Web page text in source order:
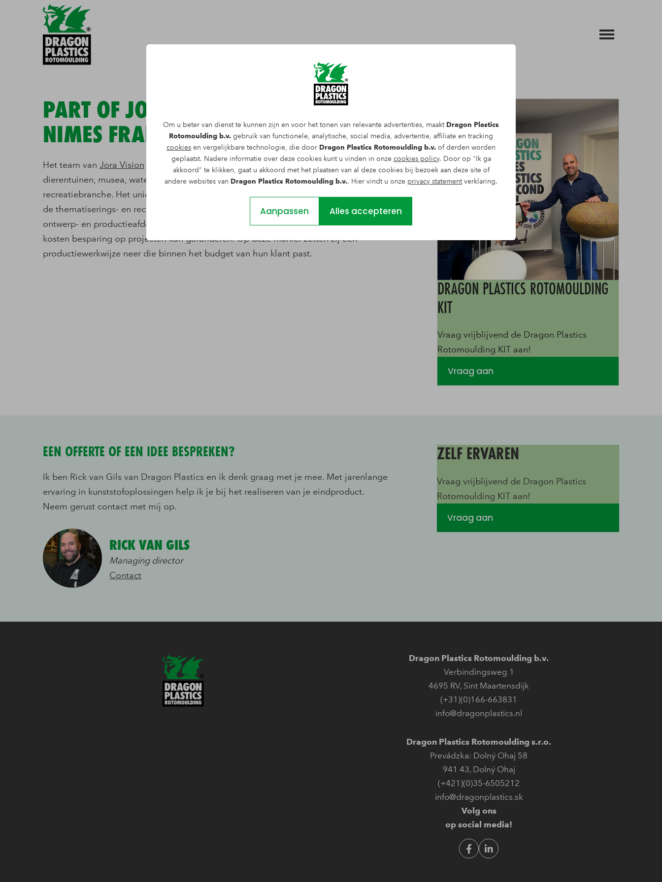
Om u beter van dienst te kunnen zijn en voor het tonen van relevante advertenties, maakt Dragon Plastics
Rotomoulding b.v. gebruik van functionele, analytische, social media, advertentie, affiliate en tracking
cookies en vergelijkbare technologie, die door Dragon Plastics Rotomoulding b.v. of derden worden
geplaatst. Nadere informatie over deze cookies kunt u vinden in onze cookies policy. Door op "Ik ga
akkoord" te klikken, gaat u akkoord met het plaatsen van al deze cookies bij bezoek aan deze site of
andere websites van Dragon Plastics Rotomoulding b.v.. Hier vindt u onze privacy statementverklaring.
Aanpassen Alles accepteren
PART OF JORA VISIONS PROJECT IN
NIMES FRANKRIJK
Het team van Jora Vision realiseert spectaculaire projecten voor themaparken,
dierentuinen, musea, waterparken en overige diverse organisaties binnen de
recreatiebranche. Het unieke aanbod van ontwerp en productie onderscheidt hen in
de thematiserings- en recreatiebranche in Europa. Het directe contact tussen
ontwerp- en productieafdeling zorgt voor een efficiënte samenwerking die de nodige
kosten besparing op projecten kan garanderen. Op deze manier zetten zij een
productiewerkwijze neer die binnen het budget van hun klant past.
DRAGON PLASTICS ROTOMOULDING
KIT
Vraag vrijblijvend de Dragon Plastics
Rotomoulding KIT aan!
Vraag aan
EEN OFFERTE OF EEN IDEE BESPREKEN?
Ik ben Rick van Gils van Dragon Plastics en ik denk graag met je mee. Met jarenlange
ervaring in kunststofoplossingen help ik je bij het realiseren van je eindproduct.
Neem gerust contact met mij op.
RICK VAN GILS
Managing director
Contact
ZELF ERVAREN
Vraag vrijblijvend de Dragon Plastics
Rotomoulding KIT aan!
Vraag aan
Dragon Plastics Rotomoulding b.v.
Verbindingsweg 1
4695 RV, Sint Maartensdijk
(+31)(0)166-663831
info@dragonplastics.nl
Dragon Plastics Rotomoulding s.r.o.
Prevádzka: Dolný Ohaj 58
941 43, Dolný Ohaj
(+421)(0)35-6505212
info@dragonplastics.sk
Volg ons
op social media!